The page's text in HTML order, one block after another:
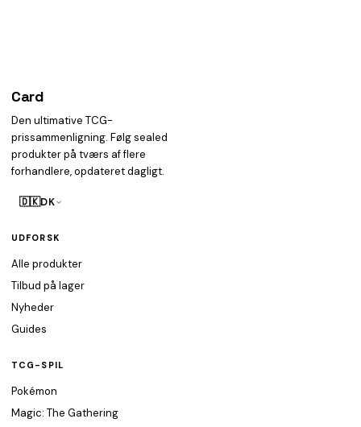
Card
Den ultimative TCG-
prissammenligning. Følg sealed
produkter på tværs af flere
forhandlere, opdateret dagligt.
🇩🇰DK
UDFORSK
Alle produkter
Tilbud på lager
Nyheder
Guides
TCG-SPIL
Pokémon
Magic: The Gathering